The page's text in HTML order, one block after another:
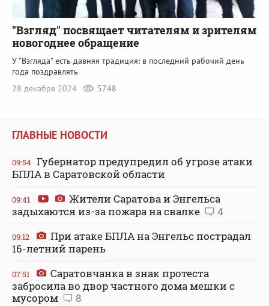
"Взгляд" посвящает читателям и зрителям
новогоднее обращение
У "Взгляда" есть давняя традиция: в последний рабочий день
года поздравлять
28 декабря 2024
5748
ГЛАВНЫЕ НОВОСТИ
09:54 Губернатор предупредил об угрозе атаки
БПЛА в Саратовской области
09:41
Жители Саратова и Энгельса
задыхаются из-за пожара на свалке
4
09:12
При атаке БПЛА на Энгельс пострадал
16-летний парень
07:51
Саратовчанка в знак протеста
забросила во двор частного дома мешки с
мусором
8